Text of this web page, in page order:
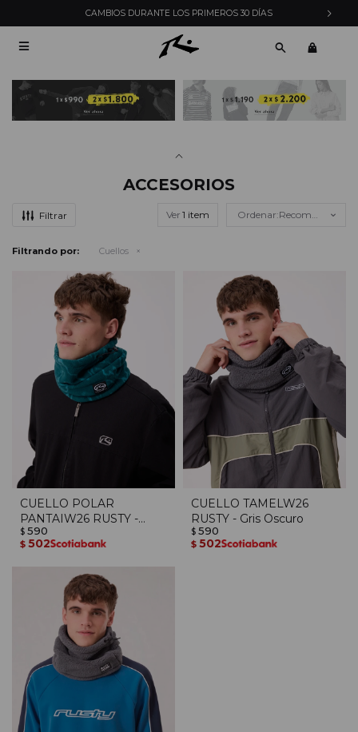
CAMBIOS DURANTE LOS PRIMEROS 30 DÍAS

ACCESORIOS
Ver Recomendados
Filtrando por: Cuellos
CUELLO POLAR
PANTAIW26 RUSTY -
Verde Oscuro
$ 590
$ 502
CUELLO TAMELW26
RUSTY - Gris Oscuro
$ 590
$ 502